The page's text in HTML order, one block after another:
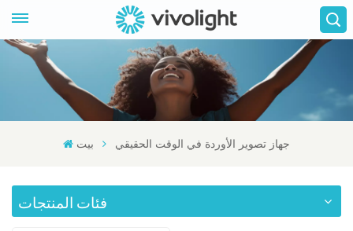
بيت جهاز تصوير الأوردة في الوقت الحقيقي
فئات المنتجات